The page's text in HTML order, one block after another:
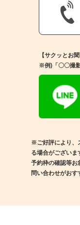
【サクッとお
※例)「〇〇撮
※ご好評により、
る場合がございま
予約枠の確認等お
問い合わせがおす